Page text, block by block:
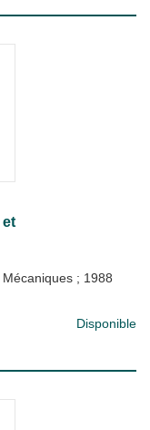
et
; 1988
Disponible